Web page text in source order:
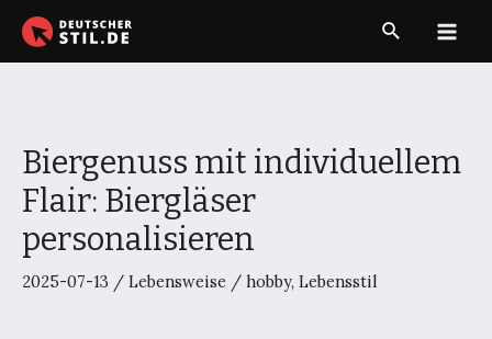
Zum
Inhalt
Suche
Biergenuss mit individuellem
Flair: Biergläser
personalisieren
2025-07-13 / Lebensweise / hobby, Lebensstil